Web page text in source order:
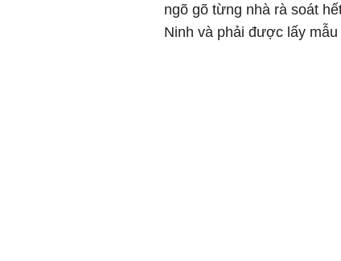
ngõ gõ từng nhà rà soát
Ninh và phải được lấy